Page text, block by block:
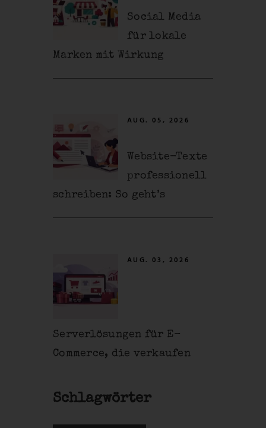
Social Media
für lokale
Marken mit Wirkung
AUG. 05, 2026
Website-Texte
professionell
schreiben: So geht’s
AUG. 03, 2026
Serverlösungen für E-
Commerce, die verkaufen
Schlagwörter